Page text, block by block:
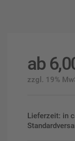
ab
zzgl. 19%
Lieferzeit: in